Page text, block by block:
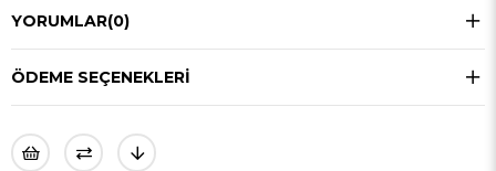
YORUMLAR(0)
ÖDEME SEÇENEKLERI